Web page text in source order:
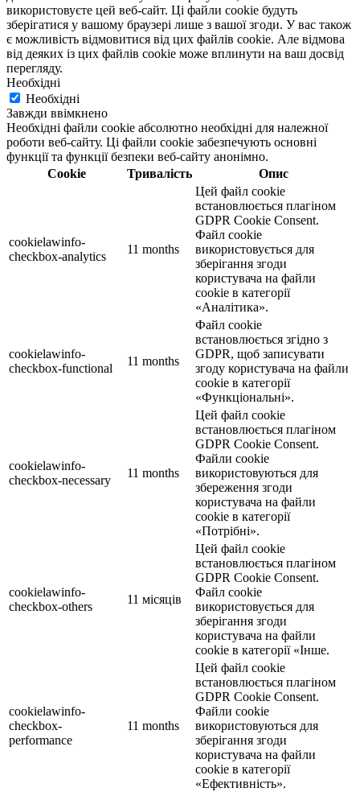
використовуєте цей веб-сайт. Ці файли cookie будуть
зберігатися у вашому браузері лише з вашої згоди. У вас також
є можливість відмовитися від цих файлів cookie. Але відмова
від деяких із цих файлів cookie може вплинути на ваш досвід
перегляду.
Необхідні
Необхідні
Завжди ввімкнено
Необхідні файли cookie абсолютно необхідні для належної
роботи веб-сайту. Ці файли cookie забезпечують основні
функції та функції безпеки веб-сайту анонімно.
Cookie
Тривалість Опис
cookielawinfo-
checkbox-analytics
11 months
Цей файл cookie
встановлюється плагіном
GDPR Cookie Consent.
Файл cookie
використовується для
зберігання згоди
користувача на файли
cookie в категорії
«Аналітика».
cookielawinfo-
checkbox-functional
11 months
Файл cookie
встановлюється згідно з
GDPR, щоб записувати
згоду користувача на файли
cookie в категорії
«Функціональні».
cookielawinfo-
checkbox-necessary
11 months
Цей файл cookie
встановлюється плагіном
GDPR Cookie Consent.
Файли cookie
використовуються для
збереження згоди
користувача на файли
cookie в категорії
«Потрібні».
cookielawinfo-
checkbox-others
11 місяців
Цей файл cookie
встановлюється плагіном
GDPR Cookie Consent.
Файл cookie
використовується для
зберігання згоди
користувача на файли
cookie в категорії «Інше.
cookielawinfo-
checkbox-
performance
11 months
Цей файл cookie
встановлюється плагіном
GDPR Cookie Consent.
Файли cookie
використовуються для
зберігання згоди
користувача на файли
cookie в категорії
«Ефективність».